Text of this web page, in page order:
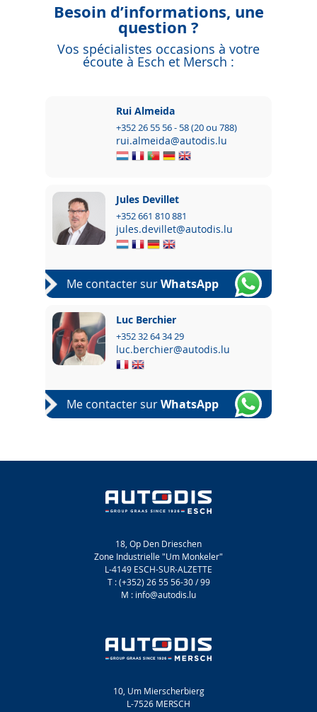
Besoin d’informations, une
question ?
Vos spécialistes occasions à votre
écoute à Esch et Mersch :
Rui Almeida
+352 26 55 56 - 58 (20 ou 788)
rui.almeida@autodis.lu
Jules Devillet
+352 661 810 881
jules.devillet@autodis.lu
Me contacter surWhatsApp
Luc Berchier
+352 32 64 34 29
luc.berchier@autodis.lu
Me contacter surWhatsApp
18, Op Den Drieschen
Zone Industrielle "Um Monkeler"
L-4149 ESCH-SUR-ALZETTE
T : (+352) 26 55 56-30 / 99
M : info@autodis.lu
10, Um Mierscherbierg
L-7526 MERSCH